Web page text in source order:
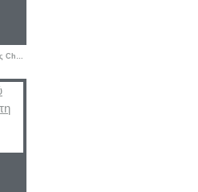
Χειροποίητες Μπομπονιέρες Βάπτισης Cherry – Υφασμάτινα Πορτοφολάκια με Αρχικό Ονόματος